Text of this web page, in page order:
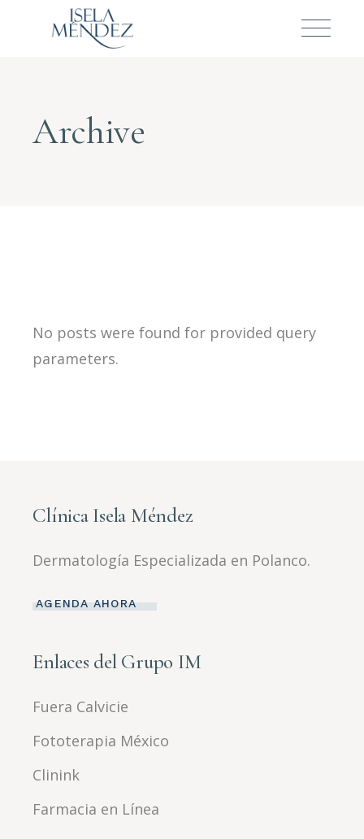
Archive
No posts were found for provided query
parameters.
Clínica Isela Méndez
Dermatología Especializada en Polanco.
AGENDA AHORA
Enlaces del Grupo IM
Fuera Calvicie
Fototerapia México
Clinink
Farmacia en Línea